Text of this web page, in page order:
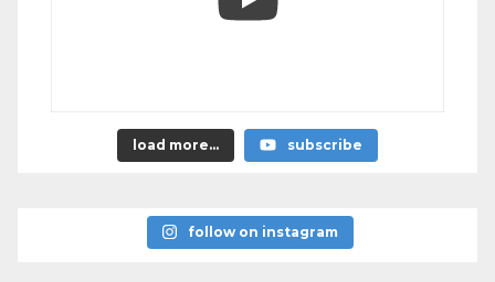
load more... subscribe
follow on instagram